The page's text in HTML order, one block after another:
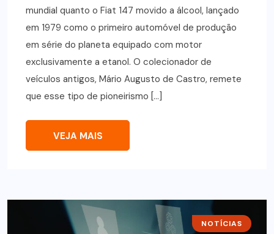
mundial quanto o Fiat 147 movido a álcool, lançado
em 1979 como o primeiro automóvel de produção
em série do planeta equipado com motor
exclusivamente a etanol. O colecionador de
veículos antigos, Mário Augusto de Castro, remete
que esse tipo de pioneirismo […]
VEJA MAIS
NOTÍCIAS